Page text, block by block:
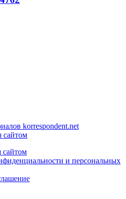
korrespondent.net
сайтом
сайтом
и персональных